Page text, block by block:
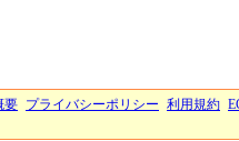
要 プライバシーポリシー 利用規約